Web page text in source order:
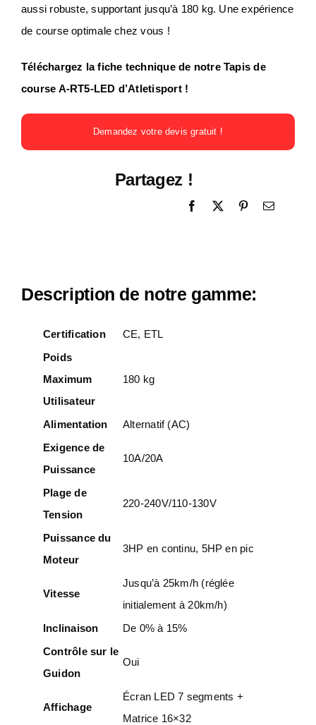
aussi robuste, supportant jusqu’à 180 kg. Une expérience
de course optimale chez vous !
Téléchargez la fiche technique de notre Tapis de
course A-RT5-LED d’Atletisport !
Demandez votre devis gratuit !
Partagez !
Description de notre gamme:
Certification
CE, ETL
Poids
Maximum
Utilisateur
180 kg
Alimentation
Alternatif (AC)
Exigence de
Puissance
10A/20A
Plage de
Tension
220-240V/110-130V
Puissance du
Moteur
3HP en continu, 5HP en pic
Vitesse
Jusqu’à 25km/h (réglée
initialement à 20km/h)
Inclinaison
De 0% à 15%
Contrôle sur le
Guidon
Oui
Affichage
Écran LED 7 segments +
Matrice 16×32